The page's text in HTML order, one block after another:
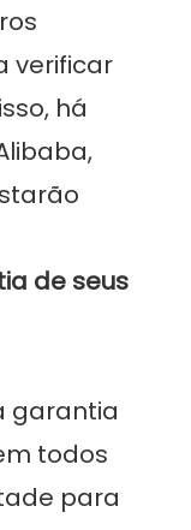
verificar
há
de seus
garantia
todos
para